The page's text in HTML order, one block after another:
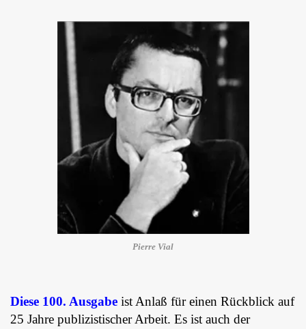
Pierre Vial
Diese 100. Ausgabe ist Anlaß für einen Rückblick auf
25 Jahre publizistischer Arbeit. Es ist auch der